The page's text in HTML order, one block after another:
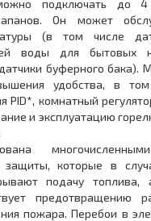
подключать до
Он может
(в том числе
воды для бытовых
буферного бака).
удобства, в
PID*, комнатный
и эксплуатацию
защиты, которые в
подачу
предотвращению
пожара. Перебои в